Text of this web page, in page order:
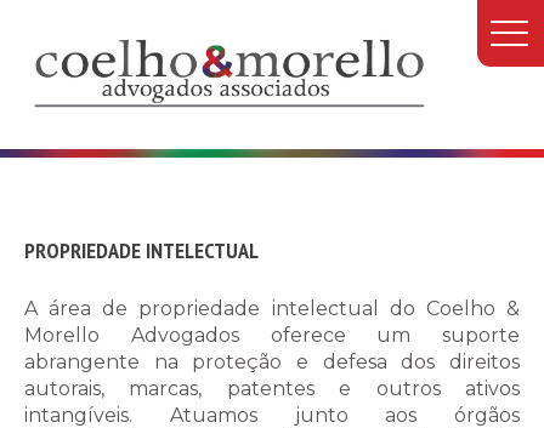
ÁREAS DE ATUAÇÃO
PROPRIEDADE INTELECTUAL
A área de propriedade intelectual do Coelho &
Morello Advogados oferece um suporte
abrangente na proteção e defesa dos direitos
autorais, marcas, patentes e outros ativos
intangíveis. Atuamos junto aos órgãos